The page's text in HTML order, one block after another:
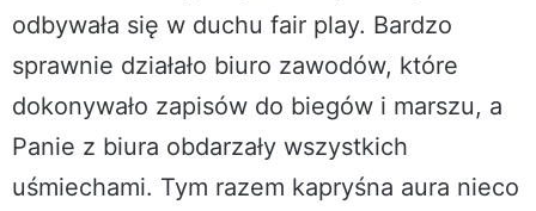
odbywała się w duchu fair play. Bardzo
sprawnie działało biuro zawodów, które
dokonywało zapisów do biegów i marszu, a
Panie z biura obdarzały wszystkich
uśmiechami. Tym razem kapryśna aura nieco